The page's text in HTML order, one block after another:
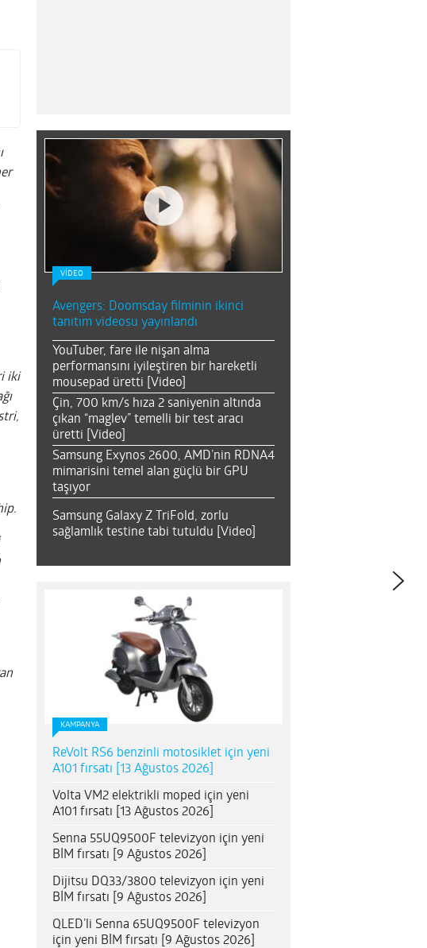
iki
VİDEO
Avengers: Doomsday filminin ikinci
tanıtım videosu yayınlandı
YouTuber, fare ile nişan alma
performansını iyileştiren bir hareketli
mousepad üretti [Video]
Çin, 700 km/s hıza 2 saniyenin altında
çıkan “maglev” temelli bir test aracı
üretti [Video]
Samsung Exynos 2600, AMD’nin RDNA4
mimarisini temel alan güçlü bir GPU
taşıyor
Samsung Galaxy Z TriFold, zorlu
sağlamlık testine tabi tutuldu [Video]
KAMPANYA
ReVolt RS6 benzinli motosiklet için yeni
A101 fırsatı [13 Ağustos 2026]
Volta VM2 elektrikli moped için yeni
A101 fırsatı [13 Ağustos 2026]
Senna 55UQ9500F televizyon için yeni
BİM fırsatı [9 Ağustos 2026]
Dijitsu DQ33/3800 televizyon için yeni
BİM fırsatı [9 Ağustos 2026]
QLED’li Senna 65UQ9500F televizyon
için yeni BİM fırsatı [9 Ağustos 2026]